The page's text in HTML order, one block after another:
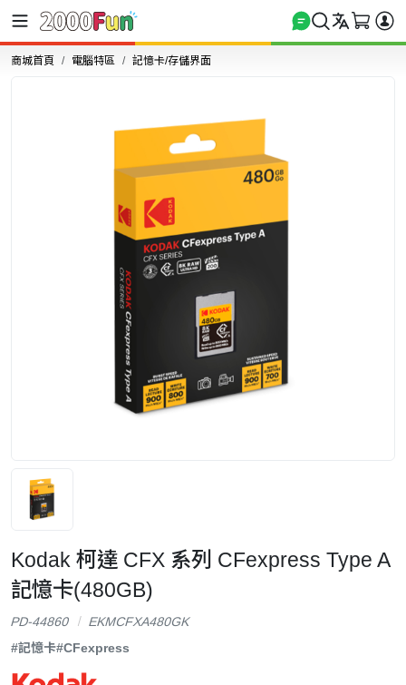
商城首頁 電腦特區 記憶卡/存儲界面
Kodak 柯達 CFX 系列 CFexpress Type A
記憶卡(480GB)
PD-44860
EKMCFXA480GK
#記憶卡#CFexpress